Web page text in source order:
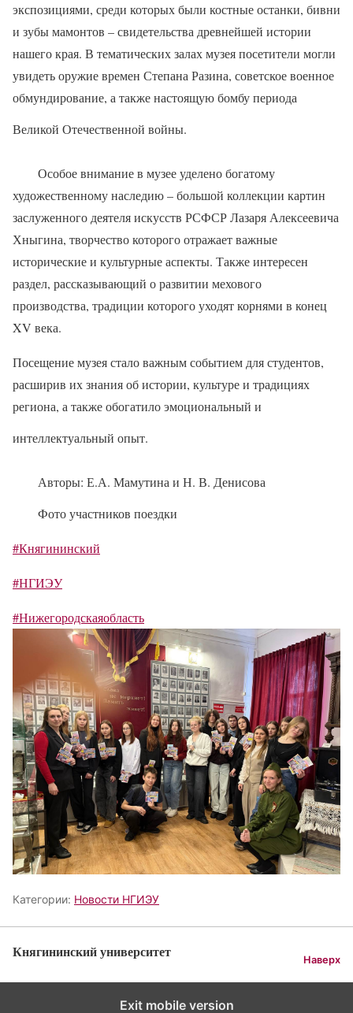
экспозициями, среди которых были костные останки, бивни
и зубы мамонтов – свидетельства древнейшей истории
нашего края. В тематических залах музея посетители могли
увидеть оружие времен Степана Разина, советское военное
обмундирование, а также настоящую бомбу периода
Великой Отечественной войны.
Особое внимание в музее уделено богатому
художественному наследию – большой коллекции картин
заслуженного деятеля искусств РСФСР Лазаря Алексеевича
Хныгина, творчество которого отражает важные
исторические и культурные аспекты. Также интересен
раздел, рассказывающий о развитии мехового
производства, традиции которого уходят корнями в конец
XV века.
Посещение музея стало важным событием для студентов,
расширив их знания об истории, культуре и традициях
региона, а также обогатило эмоциональный и
интеллектуальный опыт.
Авторы: Е.А. Мамутина и Н. В. Денисова
Фото участников поездки
#Княгининский
#НГИЭУ
#Нижегородскаяобласть
Категории: Новости НГИЭУ
Княгининский университет Наверх
Exit mobile version